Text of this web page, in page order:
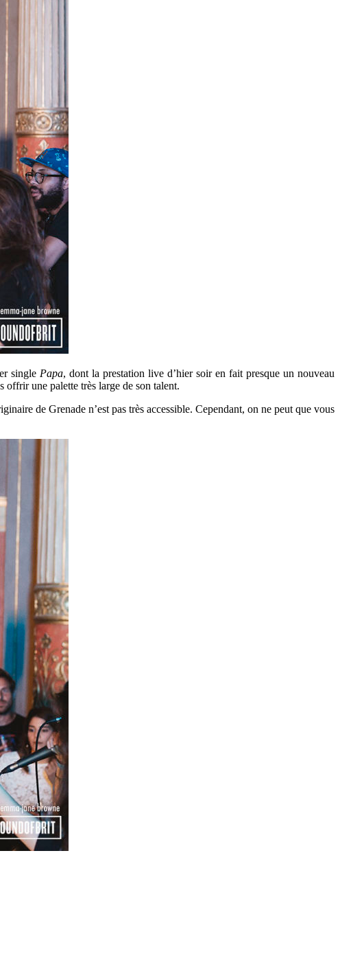
single Papa, dont la prestation live d’hier soir en fait presque un nouveau
offrir une palette très large de son talent.
de Grenade n’est pas très accessible. Cependant, on ne peut que vous